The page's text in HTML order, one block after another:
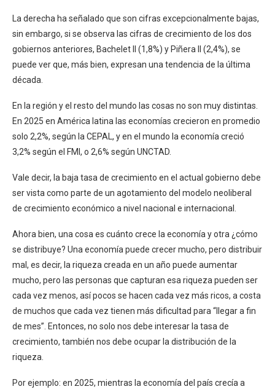
La derecha ha señalado que son cifras excepcionalmente bajas,
sin embargo, si se observa las cifras de crecimiento de los dos
gobiernos anteriores, Bachelet II (1,8%) y Piñera II (2,4%), se
puede ver que, más bien, expresan una tendencia de la última
década.
En la región y el resto del mundo las cosas no son muy distintas.
En 2025 en América latina las economías crecieron en promedio
solo 2,2%, según la CEPAL, y en el mundo la economía creció
3,2% según el FMI, o 2,6% según UNCTAD.
Vale decir, la baja tasa de crecimiento en el actual gobierno debe
ser vista como parte de un agotamiento del modelo neoliberal
de crecimiento económico a nivel nacional e internacional.
Ahora bien, una cosa es cuánto crece la economía y otra ¿cómo
se distribuye? Una economía puede crecer mucho, pero distribuir
mal, es decir, la riqueza creada en un año puede aumentar
mucho, pero las personas que capturan esa riqueza pueden ser
cada vez menos, así pocos se hacen cada vez más ricos, a costa
de muchos que cada vez tienen más dificultad para “llegar a fin
de mes”. Entonces, no solo nos debe interesar la tasa de
crecimiento, también nos debe ocupar la distribución de la
riqueza.
Por ejemplo: en 2025, mientras la economía del país crecía a